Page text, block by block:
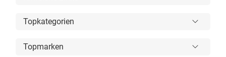
Topkategorien
Topmarken